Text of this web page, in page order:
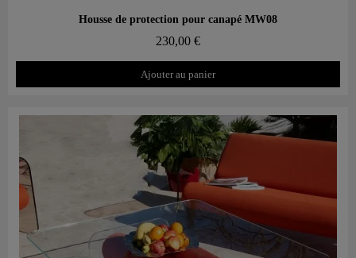
Aperçu rapide
Housse de protection pour canapé MW08
230,00 €
Ajouter au panier